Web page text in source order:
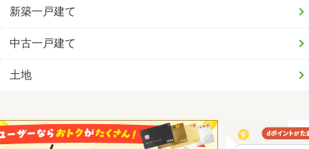
新築一戸建て
中古一戸建て
土地